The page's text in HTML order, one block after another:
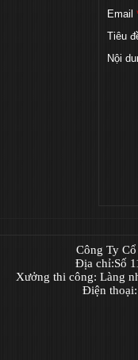
Email
Tiêu
Nội
Công Ty
Địa chỉ:Số
Xưởng thi công: Làng
Điện